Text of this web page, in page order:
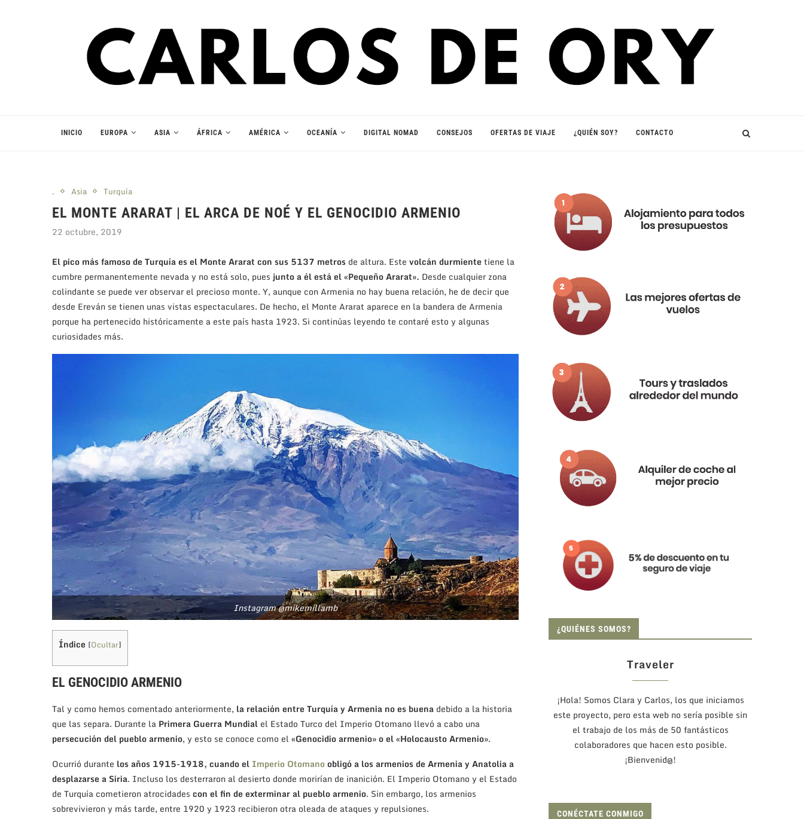
INICIO EUROPA ASIA ÁFRICA AMÉRICA OCEANÍA DIGITAL NOMAD CONSEJOS OFERTAS DE VIAJE ¿QUIÉN SOY? CONTACTO
. Asia Turquía
EL MONTE ARARAT | EL ARCA DE NOÉ Y EL GENOCIDIO ARMENIO
22 octubre, 2019
El pico más famoso de Turquía es el Monte Ararat con sus 5137 metros de altura. Este volcán durmiente tiene la
cumbre permanentemente nevada y no está solo, pues junto a él está el «Pequeño Ararat». Desde cualquier zona
colindante se puede ver observar el precioso monte. Y, aunque con Armenia no hay buena relación, he de decir que
desde Ereván se tienen unas vistas espectaculares. De hecho, el Monte Ararat aparece en la bandera de Armenia
porque ha pertenecido históricamente a este país hasta 1923. Si continúas leyendo te contaré esto y algunas
curiosidades más.
Instagram @mikemillamb
Índice [Ocultar]
EL GENOCIDIO ARMENIO
Tal y como hemos comentado anteriormente, la relación entre Turquía y Armenia no es buena debido a la historia
que las separa. Durante la Primera Guerra Mundial el Estado Turco del Imperio Otomano llevó a cabo una
persecución del pueblo armenio, y esto se conoce como el «Genocidio armenio» o el «Holocausto Armenio».
Ocurrió durante los años 1915-1918, cuando el Imperio Otomanoobligó a los armenios de Armenia y Anatolia a
desplazarse a Siria. Incluso los desterraron al desierto donde morirían de inanición. El Imperio Otomano y el Estado
de Turquía cometieron atrocidades con el fin de exterminar al pueblo armenio. Sin embargo, los armenios
sobrevivieron y más tarde, entre 1920 y 1923 recibieron otra oleada de ataques y repulsiones.
¿QUIÉNES SOMOS?
Traveler
¡Hola! Somos Clara y Carlos, los que iniciamos
este proyecto, pero esta web no sería posible sin
el trabajo de los más de 50 fantásticos
colaboradores que hacen esto posible.
¡Bienvenid@!
CONÉCTATE CONMIGO